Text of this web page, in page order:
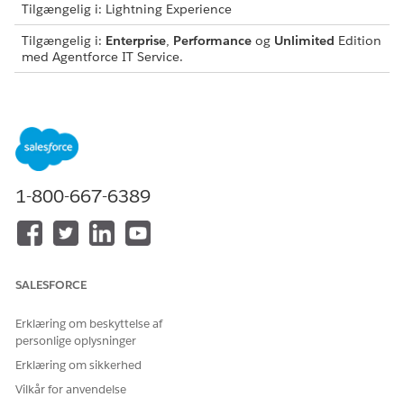
Tilgængelig i: Lightning Experience
Tilgængelig i: Enterprise, Performance og Unlimited Edition
med Agentforce IT Service.
reviderbar fuldførelse. Gennemse, hvad der er inkluderet i
skabelonen.
Registreringsattributter
detaljer fra medarbejderen:
Mail for delt postkasse: Mailadressen for den delte
Medlemsmailadresser: Mailadresserne på medlemmer, der
skal have adgang til postkassen.
Forretningsjustering: Forretningsjusteringen for oprettelse
af den delte postkasse.
1-800-667-6389
SALESFORCE
Erklæring om beskyttelse af
personlige oplysninger
Erklæring om sikkerhed
Vilkår for anvendelse